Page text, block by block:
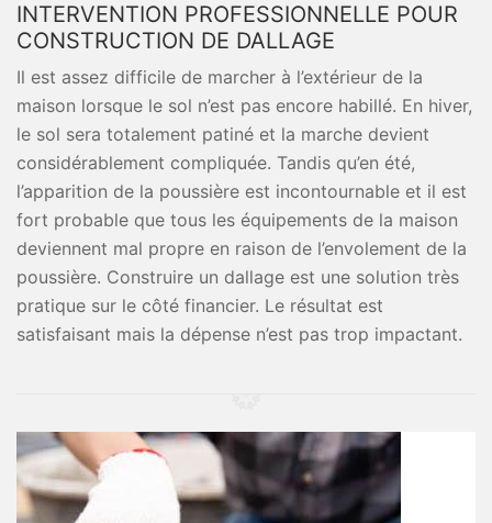
INTERVENTION PROFESSIONNELLE POUR
CONSTRUCTION DE DALLAGE
Il est assez difficile de marcher à l’extérieur de la
maison lorsque le sol n’est pas encore habillé. En hiver,
le sol sera totalement patiné et la marche devient
considérablement compliquée. Tandis qu’en été,
l’apparition de la poussière est incontournable et il est
fort probable que tous les équipements de la maison
deviennent mal propre en raison de l’envolement de la
poussière. Construire un dallage est une solution très
pratique sur le côté financier. Le résultat est
satisfaisant mais la dépense n’est pas trop impactant.